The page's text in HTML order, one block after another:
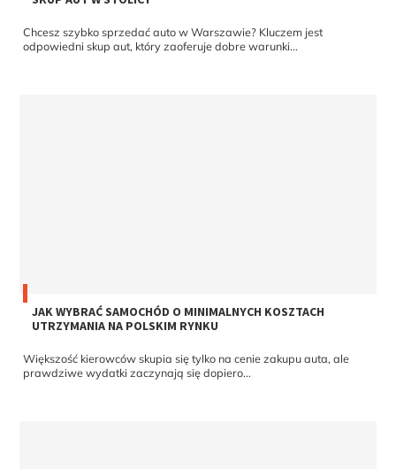
Chcesz szybko sprzedać auto w Warszawie? Kluczem jest
odpowiedni skup aut, który zaoferuje dobre warunki...
JAK WYBRAĆ SAMOCHÓD O MINIMALNYCH KOSZTACH
UTRZYMANIA NA POLSKIM RYNKU
Większość kierowców skupia się tylko na cenie zakupu auta, ale
prawdziwe wydatki zaczynają się dopiero...